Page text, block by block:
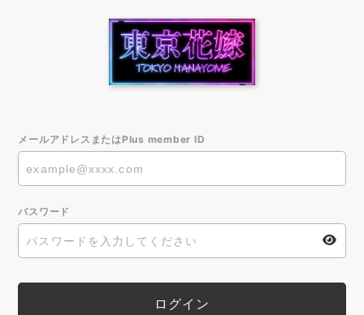
メールアドレスまたはPlus member ID
パスワード